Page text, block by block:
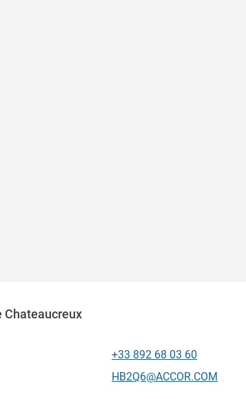
Chateaucreux
전화
+33 892 68 03 60
E-mail
HB2Q6@ACCOR.COM